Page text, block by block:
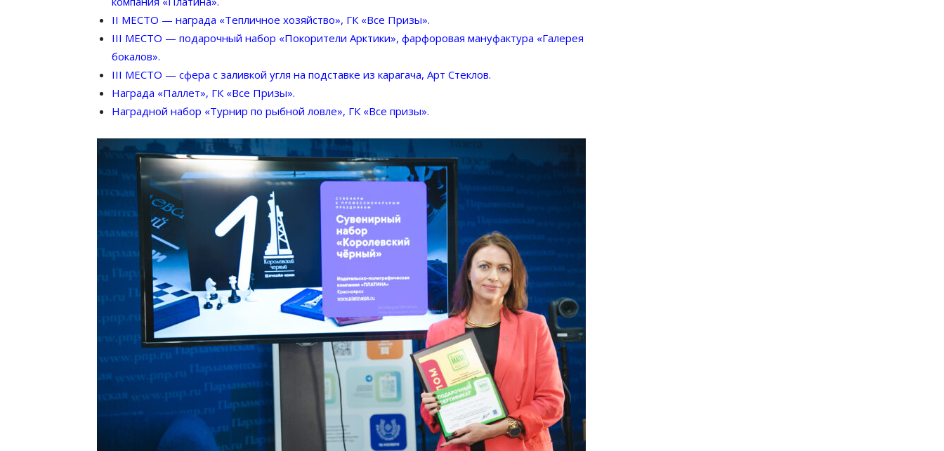
II МЕСТО — награда «Тепличное хозяйство», ГК «Все Призы».
III МЕСТО — подарочный набор «Покорители Арктики», фарфоровая мануфактура «Галерея
бокалов».
III МЕСТО — сфера с заливкой угля на подставке из карагача, Арт Стеклов.
Награда «Паллет», ГК «Все Призы».
Наградной набор «Турнир по рыбной ловле», ГК «Все призы».